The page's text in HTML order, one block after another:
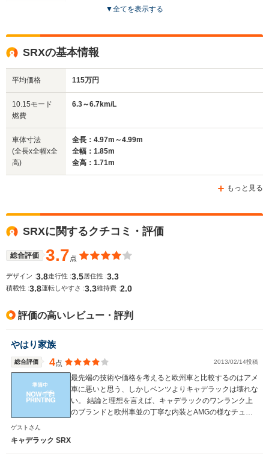
サイズ
(全長x全幅x全高)
WLTCモード
燃費
全幅
-m
5ドア
▼全てを表示する
SRXの基本情報
平均価格 115万円
10.15モード
燃費
6.3～6.7km/L
車体寸法
(全長x全幅x全
高)
全長：4.97m～4.99m
全幅：1.85m
全高：1.71m
もっと見る
SRXに関するクチコミ・評価
総合評価 3.7点
デザイン :3.8走行性 :3.5 居住性 :3.3
積載性 :3.8運転しやすさ :3.3維持費 :2.0
評価の高いレビュー・評判
やはり家族
総合評価 4点 2013/02/14投稿
最先端の技術や価格を考えると欧州車と比較するのはアメ
車に悪いと思う、しかしベンツよりキャデラックは壊れな
い。 結論と理想を言えば、キャデラックのワンランク上
のブランドと欧州車並の丁寧な内装とAMGの様なチュー
ゲストさん
キャデラック SRX